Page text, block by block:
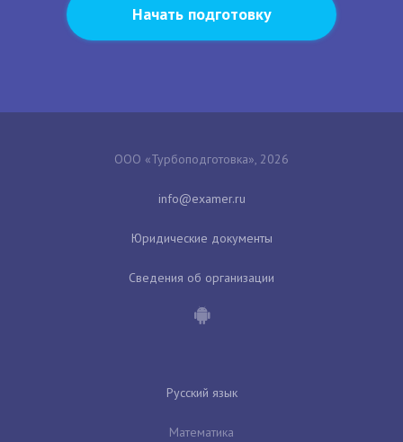
Начать подготовку
ООО «Турбоподготовка», 2026
Юридические документы
Сведения об организации
Русский язык
Математика